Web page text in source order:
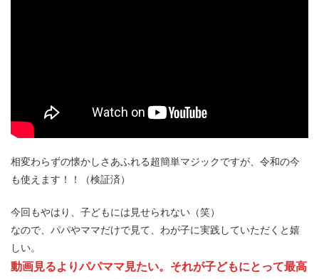
相変わらずの懐かしさあふれる超簡単マジックですが、令和の今
も使えます！！（検証済）
今回もやはり、子どもには見せられない（笑）
なので、パパやママだけで見て、わが子に実践していただくと嬉
しい。
動画見るよりパパママ見たい。それが子どもにとって最高